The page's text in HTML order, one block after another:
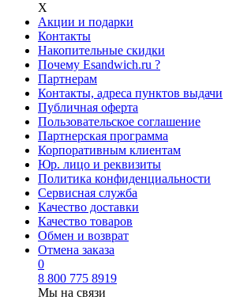
Х
Акции и подарки
Контакты
Накопительные скидки
Почему Esandwich.ru ?
Партнерам
Контакты, адреса пунктов выдачи
Публичная оферта
Пользовательское соглашение
Партнерская программа
Корпоративным клиентам
Юр. лицо и реквизиты
Политика конфиденциальности
Сервисная служба
Качество доставки
Качество товаров
Обмен и возврат
Отмена заказа
0
8 800 775 8919
Мы на связи